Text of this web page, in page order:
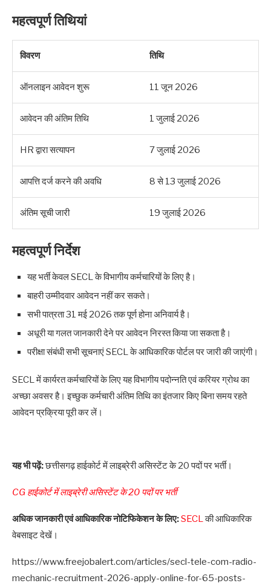
महत्वपूर्ण तिथियां
विवरण तिथि
ऑनलाइन आवेदन शुरू 11 जून 2026
आवेदन की अंतिम तिथि 1 जुलाई 2026
HR द्वारा सत्यापन 7 जुलाई 2026
आपत्ति दर्ज करने की अवधि 8 से 13 जुलाई 2026
अंतिम सूची जारी 19 जुलाई 2026
महत्वपूर्ण निर्देश
यह भर्ती केवल SECL के विभागीय कर्मचारियों के लिए है।
बाहरी उम्मीदवार आवेदन नहीं कर सकते।
सभी पात्रता 31 मई 2026 तक पूर्ण होना अनिवार्य है।
अधूरी या गलत जानकारी देने पर आवेदन निरस्त किया जा सकता है।
परीक्षा संबंधी सभी सूचनाएं SECL के आधिकारिक पोर्टल पर जारी की जाएंगी।
SECL में कार्यरत कर्मचारियों के लिए यह विभागीय पदोन्नति एवं करियर ग्रोथ का
अच्छा अवसर है। इच्छुक कर्मचारी अंतिम तिथि का इंतजार किए बिना समय रहते
आवेदन प्रक्रिया पूरी कर लें।
यह भी पढ़ें:छत्तीसगढ़ हाईकोर्ट में लाइब्रेरी असिस्टेंट के 20 पदों पर भर्ती।
CG हाईकोर्ट में लाइब्रेरी असिस्टेंट के 20 पदों पर भर्ती
अधिक जानकारी एवं आधिकारिक नोटिफिकेशन के लिए:SECLकी आधिकारिक
वेबसाइट देखें।
https://www.freejobalert.com/articles/secl-tele-com-radio-
mechanic-recruitment-2026-apply-online-for-65-posts-